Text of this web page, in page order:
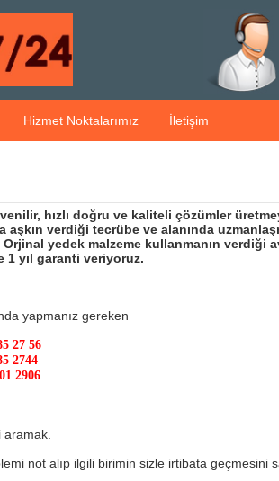
Hizmet Noktalarımız İletişim
hızlı doğru ve kaliteli çözümler
aşkın verdiği tecrübe ve alanında
yedek malzeme kullanmanın verdiği
1 yıl garanti veriyoruz.
yapmanız gereken
27 56
2744
2906
aramak.
not alıp ilgili birimin sizle irtibata geçmesini